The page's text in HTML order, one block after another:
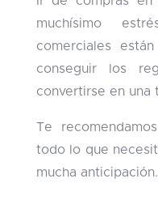
muchísimo
comerciales
conseguir los
convertirse en una
Te
todo lo que
mucha anticipación.